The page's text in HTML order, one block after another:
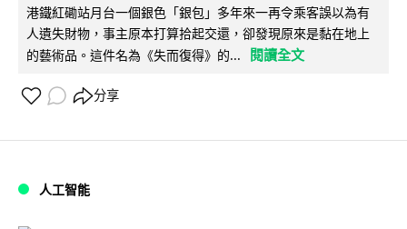
港鐵紅磡站月台一個銀色「銀包」多年來一再令乘客誤以為有
人遺失財物，事主原本打算拾起交還，卻發現原來是黏在地上
的藝術品。這件名為《失而復得》的...
閱讀全文
分享
人工智能